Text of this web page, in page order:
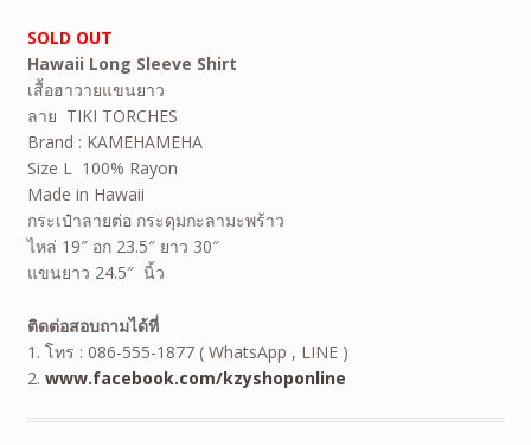
SOLD OUT
Hawaii Long Sleeve Shirt
เสื้อฮาวายแขนยาว
ลาย TIKI TORCHES
Brand : KAMEHAMEHA
Size L 100% Rayon
Made in Hawaii
กระเป๋าลายต่อ กระดุมกะลามะพร้าว
ไหล่ 19″ อก 23.5″ ยาว 30″
แขนยาว 24.5″ นิ้ว
ติดต่อสอบถามได้ที่
1. โทร : 086-555-1877 ( WhatsApp , LINE )
2. www.facebook.com/kzyshoponline